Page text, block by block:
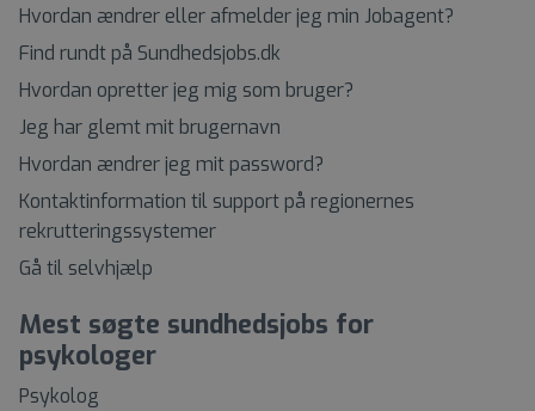
Hvordan ændrer eller afmelder jeg min Jobagent?
Find rundt på Sundhedsjobs.dk
Hvordan opretter jeg mig som bruger?
Jeg har glemt mit brugernavn
Hvordan ændrer jeg mit password?
Kontaktinformation til support på regionernes
rekrutteringssystemer
Gå til selvhjælp
Mest søgte sundhedsjobs for
psykologer
Psykolog